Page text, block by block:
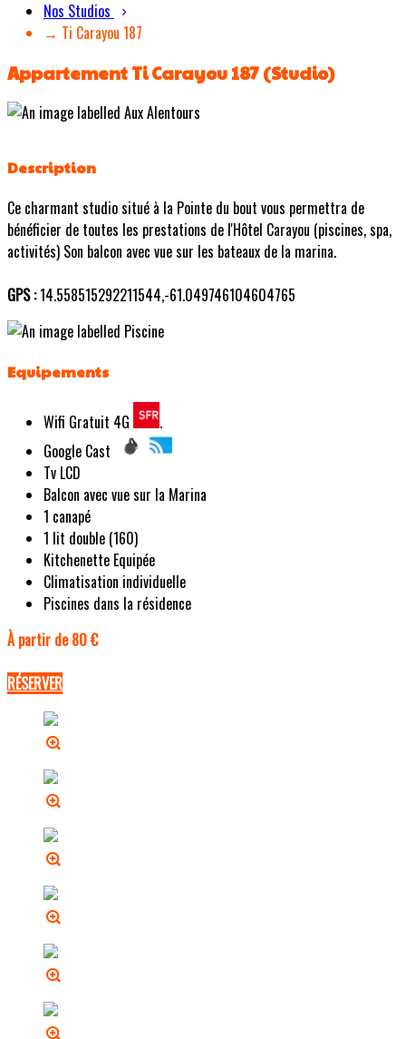
Nos Studios
→ Ti Carayou 187
Appartement Ti Carayou 187 (Studio)
Description
Ce charmant studio situé à la Pointe du bout vous permettra de
bénéficier de toutes les prestations de l'Hôtel Carayou (piscines, spa,
activités) Son balcon avec vue sur les bateaux de la marina.
GPS :14.558515292211544,-61.049746104604765
Equipements
Wifi Gratuit 4G
.
Google Cast
Tv LCD
Balcon avec vue sur la Marina
1 canapé
1 lit double (160)
Kitchenette Equipée
Climatisation individuelle
Piscines dans la résidence
À partir de 80 €
RÉSERVER